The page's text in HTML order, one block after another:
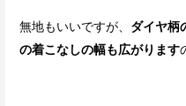
無地もいいですが、 ダイヤ柄
の着こなしの幅も広がります